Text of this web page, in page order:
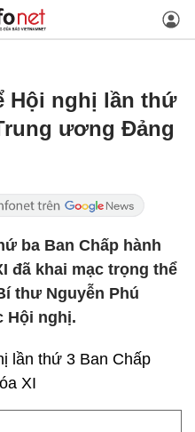
Hội nghị lần thứ
ương Đảng
ba Ban Chấp hành
đã khai mạc trọng thể
thư Nguyễn Phú
Hội nghị.
lần thứ 3 Ban Chấp
XI